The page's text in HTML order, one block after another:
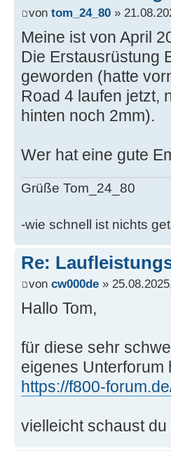
von tom_24_80 »
Meine ist von April
Die Erstausrüstung
geworden (hatte
Road 4 laufen jetzt,
hinten noch 2mm).
Wer hat eine gute
Grüße Tom_24_80
-wie schnell ist nichts
Re:
von cw000de »
Hallo Tom,
für diese sehr
eigenes Unterforum
https://f800-
vielleicht schaust du